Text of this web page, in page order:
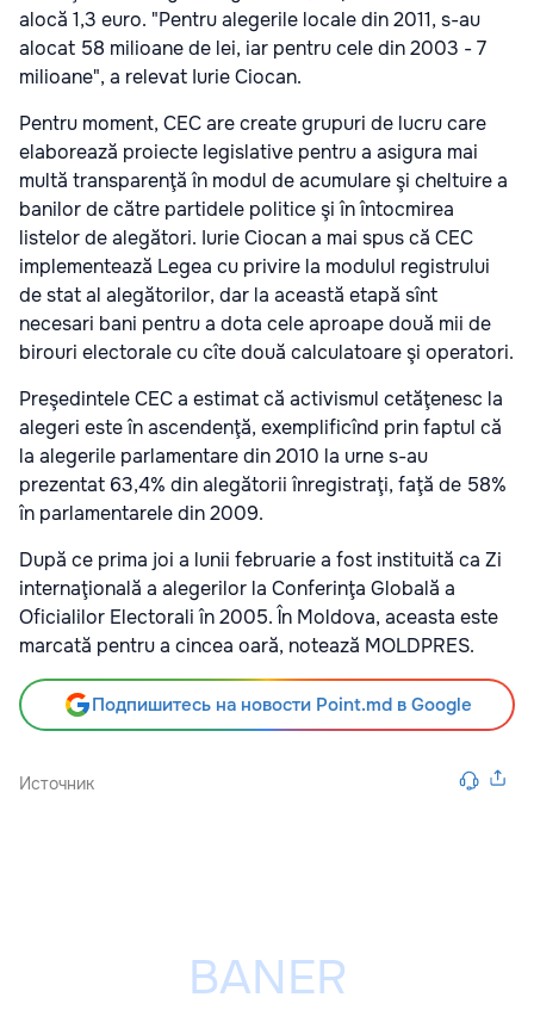
alocă 1,3 euro. "Pentru alegerile locale din 2011, s-au
alocat 58 milioane de lei, iar pentru cele din 2003 - 7
milioane", a relevat Iurie Ciocan.
Pentru moment, CEC are create grupuri de lucru care
elaborează proiecte legislative pentru a asigura mai
multă transparenţă în modul de acumulare şi cheltuire a
banilor de către partidele politice şi în întocmirea
listelor de alegători. Iurie Ciocan a mai spus că CEC
implementează Legea cu privire la modulul registrului
de stat al alegătorilor, dar la această etapă sînt
necesari bani pentru a dota cele aproape două mii de
birouri electorale cu cîte două calculatoare şi operatori.
Preşedintele CEC a estimat că activismul cetăţenesc la
alegeri este în ascendenţă, exemplificînd prin faptul că
la alegerile parlamentare din 2010 la urne s-au
prezentat 63,4% din alegătorii înregistraţi, faţă de 58%
în parlamentarele din 2009.
După ce prima joi a lunii februarie a fost instituită ca Zi
internaţională a alegerilor la Conferinţa Globală a
Oficialilor Electorali în 2005. În Moldova, aceasta este
marcată pentru a cincea oară, notează MOLDPRES.
Подпишитесь на новости Point.md в Google
Источник